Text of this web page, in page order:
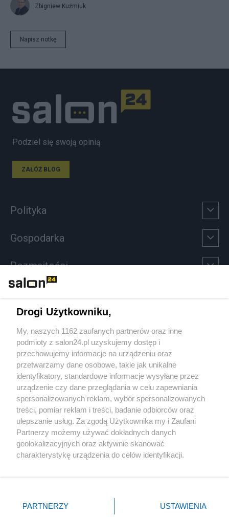
Zbigniew Kuźmiuk
Napisz notkę
Podziel się swoją opinią
ZAŁÓŻ BLOG
Polityka
Gospodarka
Rozmaitości
Sport
Społeczeństwo
Kultura
X Facebook Instagram Youtube
Drogi Użytkowniku,
My, naszych 1162 zaufanych partnerów oraz inne
podmioty z salon24.pl uzyskujemy dostęp i
przechowujemy informacje na urządzeniu oraz
przetwarzamy dane osobowe, takie jak unikalne
identyfikatory, standardowe informacje wysyłane przez
urządzenie czy dane przeglądania w celu zapewniania
spersonalizowanych reklam, wybór spersonalizowanych
treści, pomiar reklam i treści, badanie odbiorców oraz
ulepszanie usług. Za zgodą Użytkownika my i Zaufani
Partnerzy możemy używać dokładnych danych
geolokalizacyjnych oraz aktywnie skanować
charakterystykę urządzenia do celów identyfikacji.
zmienić/wycofać klikając przycisk ustawień prywatności
znajdujący się w lewym dolnym rogu strony
PARTNERZY USTAWIENIA